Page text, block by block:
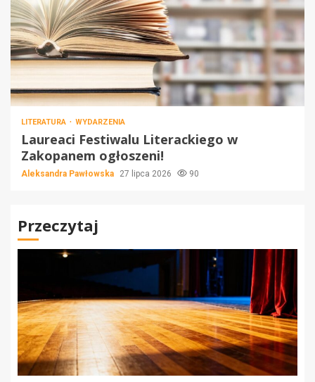
LITERATURA WYDARZENIA
Laureaci Festiwalu Literackiego w
Zakopanem ogłoszeni!
Aleksandra Pawłowska 27 lipca 2026 90
Przeczytaj